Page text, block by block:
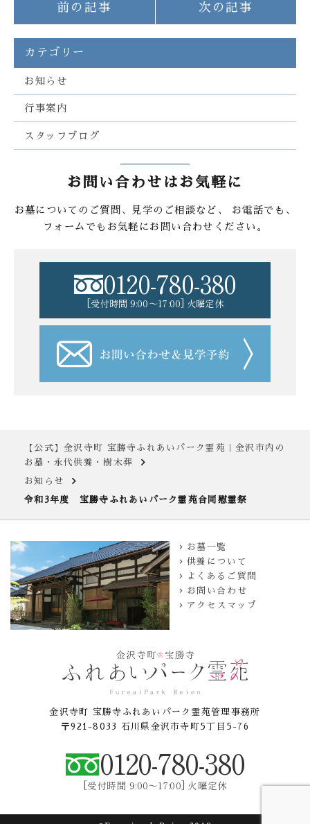
前の記事 次の記事
カテゴリー
お知らせ
行事案内
スタッフブログ
お問い合わせはお気軽に
お墓についてのご質問、見学のご相談など、
お電話でも、
フォームでもお気軽にお問い合わせください。
0120-780-380
[受付時間 9:00〜17:00] 火曜定休
【公式】金沢寺町 宝勝寺ふれあいパーク霊苑｜金沢市内の
お墓・永代供養・樹木葬
お知らせ
令和3年度 宝勝寺ふれあいパーク霊苑合同慰霊祭
お墓一覧
供養について
よくあるご質問
お問い合わせ
アクセスマップ
金沢寺町 宝勝寺ふれあいパーク霊苑管理事務所
〒921-8033 石川県金沢市寺町5丁目5-76
0120-780-380
[受付時間 9:00〜17:00] 火曜定休